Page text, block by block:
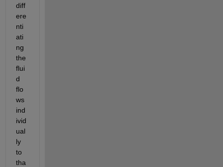
diff
ere
nti
ati
ng
the
flui
d
flo
ws
ind
ivid
ual
ly
to
tha